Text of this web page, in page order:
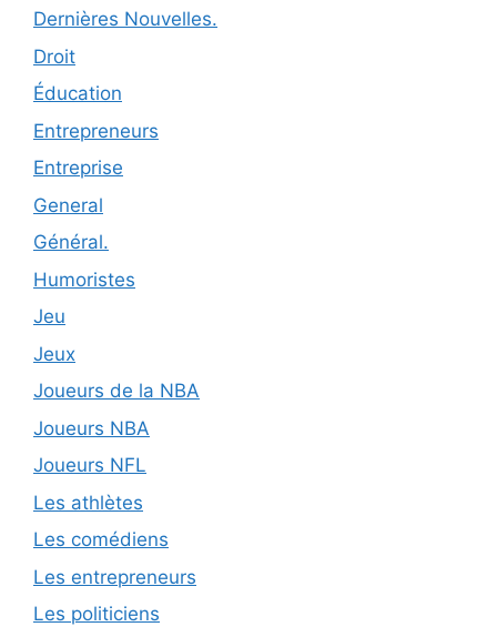
Dernières Nouvelles.
Droit
Éducation
Entrepreneurs
Entreprise
General
Général.
Humoristes
Jeu
Jeux
Joueurs de la NBA
Joueurs NBA
Joueurs NFL
Les athlètes
Les comédiens
Les entrepreneurs
Les politiciens